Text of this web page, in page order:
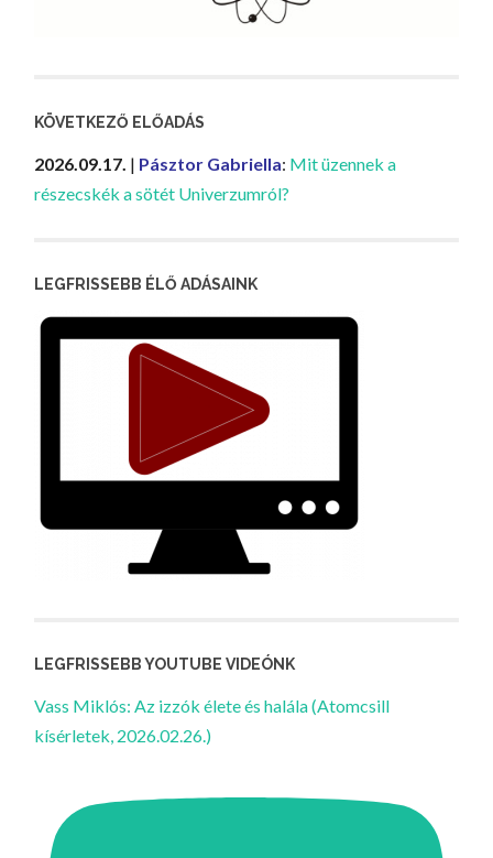
KÖVETKEZŐ ELŐADÁS
2026.09.17. | Pásztor Gabriella: Mit üzennek a
részecskék a sötét Univerzumról?
LEGFRISSEBB ÉLŐ ADÁSAINK
LEGFRISSEBB YOUTUBE VIDEÓNK
Vass Miklós: Az izzók élete és halála (Atomcsill
kísérletek, 2026.02.26.)